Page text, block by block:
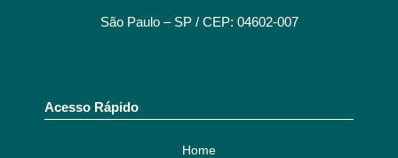
São Paulo – SP / CEP: 04602-007
Acesso Rápido
Home